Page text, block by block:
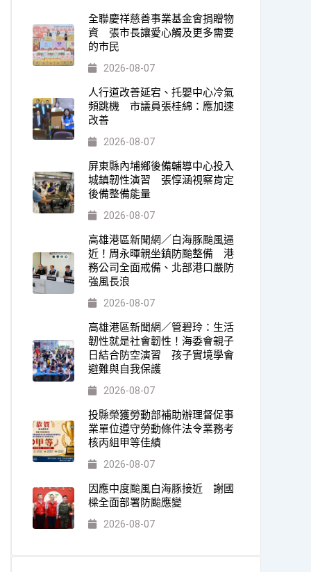
全聯慶祥慈善事業基金會捐贈物
資 張市長讓愛心觸及更多需要
的市民
2026-08-07
人行道改善延宕、托嬰中心冷氣
頻跳機 市議員張桂綿：應加速
改善
2026-08-07
屏東縣內埔鄉後備輔導中心投入
城鎮韌性演習 張惇涵視察肯定
後備整備能量
2026-08-07
高雄港區新聞網／白海豚颱風逼
近！周永暉親坐鎮防颱整備 港
務公司全面戒備、北部港口嚴防
強風長浪
2026-08-07
高雄港區新聞網／管碧玲：生活
韌性就是社會韌性！海委會親子
日結合防空演習 孩子實境學會
避難與自我保護
2026-08-07
投縣榮獲勞動部補助辦理督促事
業單位遵守勞動條件法令業務考
核丙組甲等佳績
2026-08-07
因應中度颱風白海豚接近 謝國
樑全面部署防颱應變
2026-08-07